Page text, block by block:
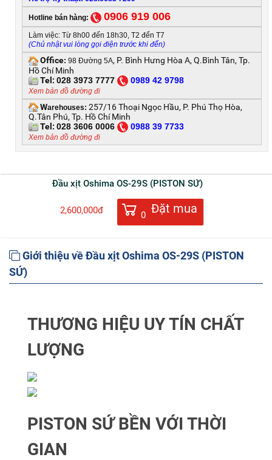
Hotline bán hàng: 0906 919 006
Làm việc: Từ 8h00 đến 18h30, T2 đến T7
(Chủ nhật vui lòng gọi điện trước khi đến)
Office: 98 Đường 5A, P. Bình Hưng Hòa A, Q.Bình Tân, Tp.
Hồ Chí Minh
Tel: 028 3973 7777 0989 42 9798
Xem bản đồ đường đi
Warehouses: 257/16 Thoại Ngọc Hầu, P. Phú Thọ Hòa,
Q.Tân Phú, Tp. Hồ Chí Minh
Tel: 028 3606 0006 0988 39 7733
Xem bản đồ đường đi
Đầu xịt Oshima OS-29S (PISTON SỨ)
2,600,000đ 0 Đặt mua
Giới thiệu về Đầu xịt Oshima OS-29S (PISTON
SỨ)
THƯƠNG HIỆU UY TÍN CHẤT
LƯỢNG
PISTON SỨ BỀN VỚI THỜI
GIAN